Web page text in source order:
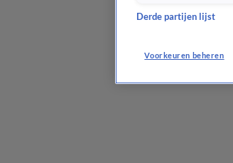
Derde partijen lijst
Voorkeuren beheren